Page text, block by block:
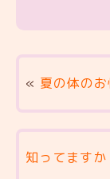
« 夏の体の
知ってますか